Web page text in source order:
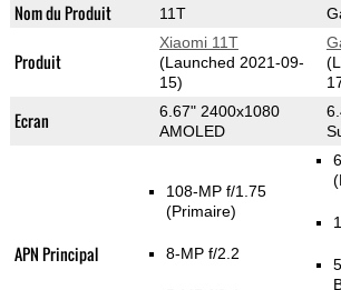
Nom du Produit 11T
Produit
Xiaomi 11T
(Launched 2021-09-
15)
Ecran
6.67" 2400x1080
AMOLED
APN Principal
108-MP f/1.75
(Primaire)
8-MP f/2.2